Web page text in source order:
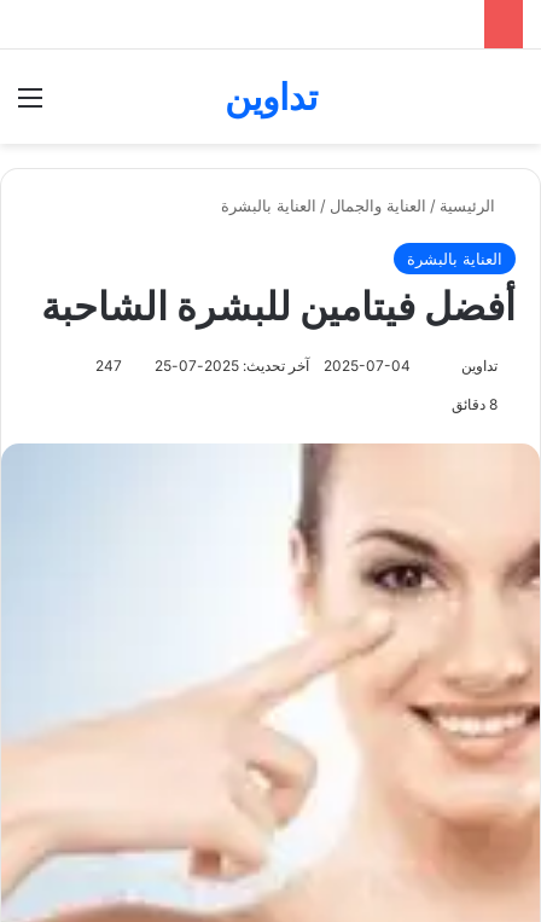
تداوين
الرئيسية / العناية والجمال / العناية بالبشرة
العناية بالبشرة
أفضل فيتامين للبشرة الشاحبة
تداوين 2025-07-04 آخر تحديث: 2025-07-25 247